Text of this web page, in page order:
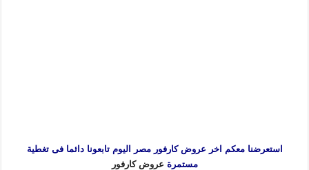
استعرضنا معكم اخر عروض كارفور مصر اليوم تابعونا دائما فى تغطية
مستمرة عروض كارفور